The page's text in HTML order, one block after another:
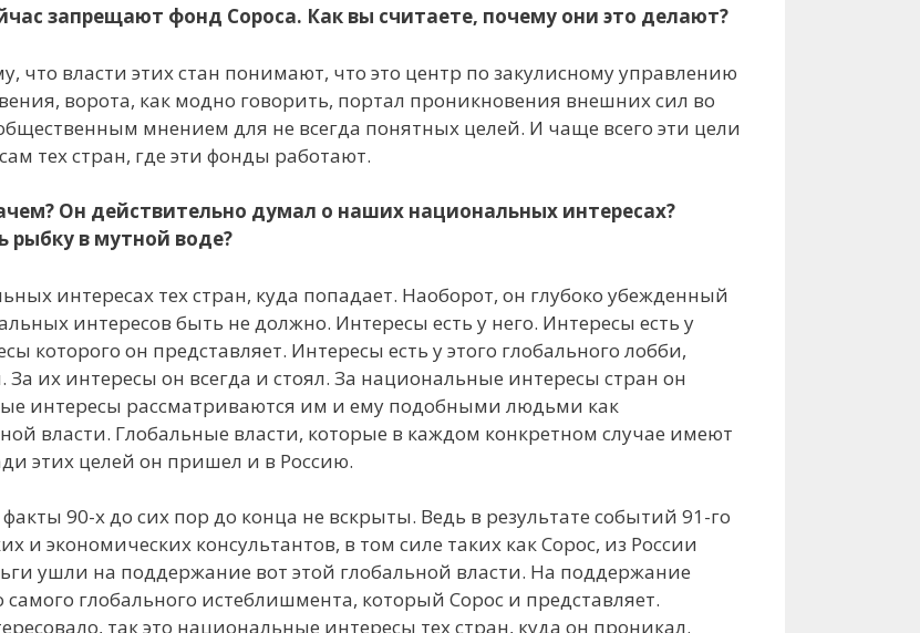
запрещают фонд Сороса. Как вы считаете, почему они это делают?
власти этих стан понимают, что это центр по закулисному управлению
ворота, как модно говорить, портал проникновения внешних сил во
мнением для не всегда понятных целей. И чаще всего эти цели
тех стран, где эти фонды работают.
Он действительно думал о наших национальных интересах?
рыбку в мутной воде?
интересах тех стран, куда попадает. Наоборот, он глубоко убежденный
интересов быть не должно. Интересы есть у него. Интересы есть у
которого он представляет. Интересы есть у этого глобального лобби,
их интересы он всегда и стоял. За национальные интересы стран он
интересы рассматриваются им и ему подобными людьми как
власти. Глобальные власти, которые в каждом конкретном случае имеют
этих целей он пришел и в Россию.
90-х до сих пор до конца не вскрыты. Ведь в результате событий 91-го
и экономических консультантов, в том силе таких как Сорос, из России
ушли на поддержание вот этой глобальной власти. На поддержание
глобального истеблишмента, который Сорос и представляет.
так это национальные интересы тех стран, куда он проникал.